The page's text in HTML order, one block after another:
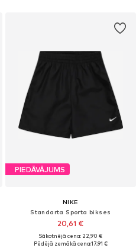
PIEDĀVĀJUMS
NIKE
Standarta Sporta bikses
20,61 €
Sākotnējā cena: 22,90 €
Pēdējā zemākā cena:17,91 €